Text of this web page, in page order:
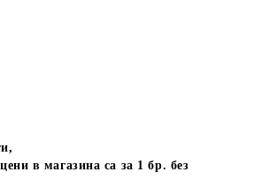
в магазина са за 1 бр. без